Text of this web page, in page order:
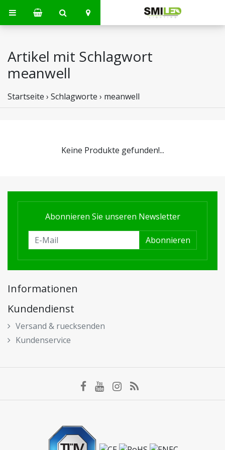
Artikel mit Schlagwort
meanwell
Startseite › Schlagworte › meanwell
Keine Produkte gefunden!...
Abonnieren Sie unseren Newsletter
Abonnieren
Informationen
Kundendienst
Versand & ruecksenden
Kundenservice